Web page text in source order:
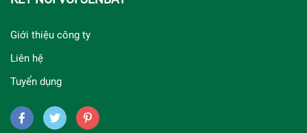
Giới thiệu công ty
Liên hệ
Tuyển dụng